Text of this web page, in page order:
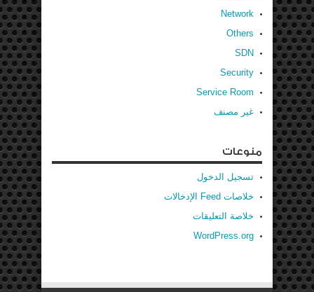
Network
Others
SDN
Security
Service Room
غير مصنف
منوعات
تسجيل الدخول
خلاصات Feed الإدخالات
خلاصة التعليقات
WordPress.org